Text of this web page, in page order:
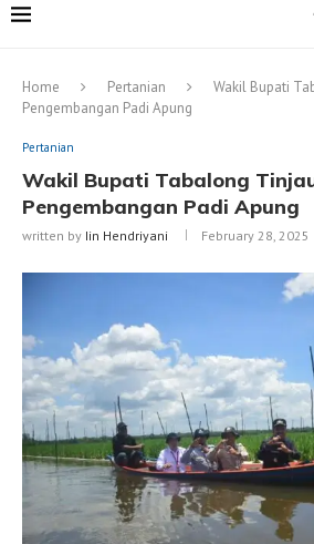
Home Pertanian
Wakil Bupati
Pengembangan Padi Apung
Pertanian
Wakil Bupati Tabalong
Pengembangan Padi Apung
written by Iin Hendriyani February 28, 2025